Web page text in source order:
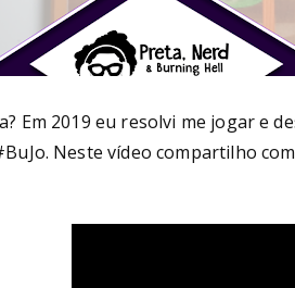
Em 2019 eu resolvi me jogar e
Neste vídeo compartilho